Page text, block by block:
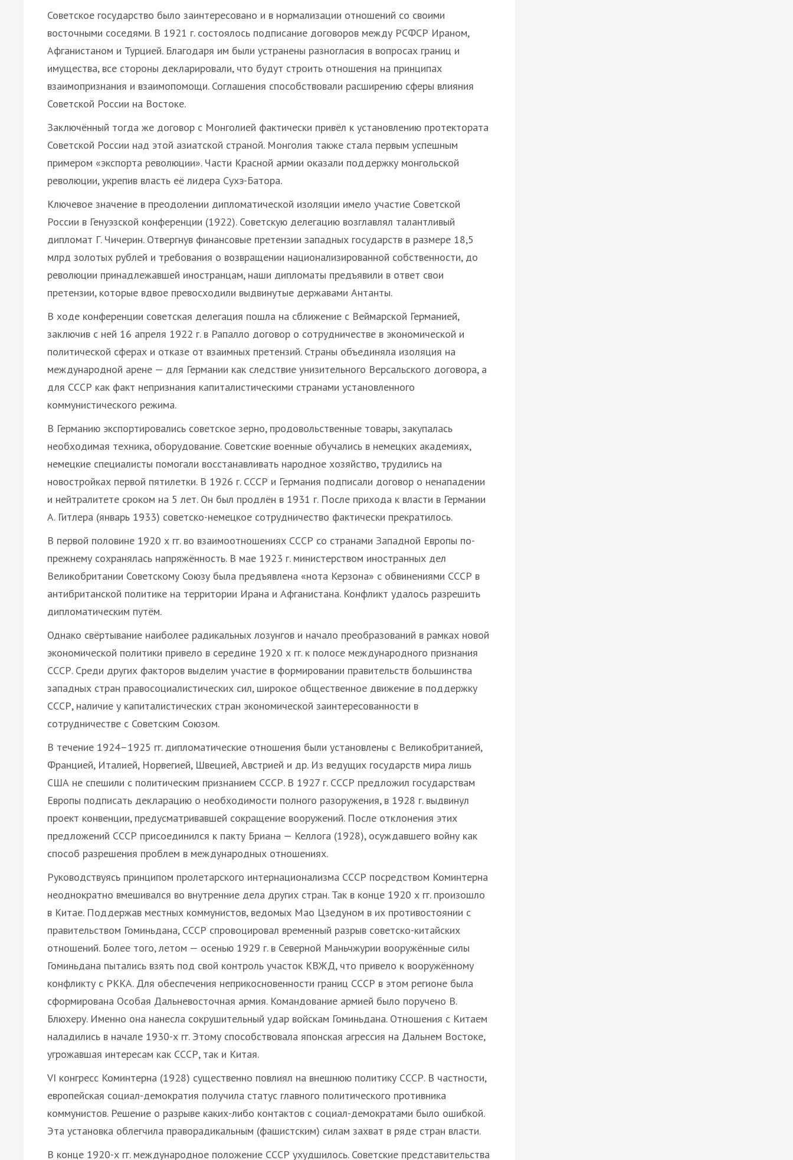
Советское государство было заинтересовано и в нормализации отношений со своими
восточными соседями. В 1921 г. состоялось подписание договоров между РСФСР Ираном,
Афганистаном и Турцией. Благодаря им были устранены разногласия в вопросах границ и
имущества, все стороны декларировали, что будут строить отношения на принципах
взаимопризнания и взаимопомощи. Соглашения способствовали расширению сферы влияния
Советской России на Востоке.
Заключённый тогда же договор с Монголией фактически привёл к установлению протектората
Советской России над этой азиатской страной. Монголия также стала первым успешным
примером «экспорта революции». Части Красной армии оказали поддержку монгольской
революции, укрепив власть её лидера Сухэ-Батора.
Ключевое значение в преодолении дипломатической изоляции имело участие Советской
России в Генуэзской конференции (1922). Советскую делегацию возглавлял талантливый
дипломат Г. Чичерин. Отвергнув финансовые претензии западных государств в размере 18,5
млрд золотых рублей и требования о возвращении национализированной собственности, до
революции принадлежавшей иностранцам, наши дипломаты предъявили в ответ свои
претензии, которые вдвое превосходили выдвинутые державами Антанты.
В ходе конференции советская делегация пошла на сближение с Веймарской Германией,
заключив с ней 16 апреля 1922 г. в Рапалло договор о сотрудничестве в экономической и
политической сферах и отказе от взаимных претензий. Страны объединяла изоляция на
международной арене — для Германии как следствие унизительного Версальского договора, а
для СССР как факт непризнания капиталистическими странами установленного
коммунистического режима.
В Германию экспортировались советское зерно, продовольственные товары, закупалась
необходимая техника, оборудование. Советские военные обучались в немецких академиях,
немецкие специалисты помогали восстанавливать народное хозяйство, трудились на
новостройках первой пятилетки. В 1926 г. СССР и Германия подписали договор о ненападении
и нейтралитете сроком на 5 лет. Он был продлён в 1931 г. После прихода к власти в Германии
А. Гитлера (январь 1933) советско-немецкое сотрудничество фактически прекратилось.
В первой половине 1920 х гг. во взаимоотношениях СССР со странами Западной Европы по-
прежнему сохранялась напряжённость. В мае 1923 г. министерством иностранных дел
Великобритании Советскому Союзу была предъявлена «нота Керзона» с обвинениями СССР в
антибританской политике на территории Ирана и Афганистана. Конфликт удалось разрешить
дипломатическим путём.
Однако свёртывание наиболее радикальных лозунгов и начало преобразований в рамках новой
экономической политики привело в середине 1920 х гг. к полосе международного признания
СССР. Среди других факторов выделим участие в формировании правительств большинства
западных стран правосоциалистических сил, широкое общественное движение в поддержку
СССР, наличие у капиталистических стран экономической заинтересованности в
сотрудничестве с Советским Союзом.
В течение 1924–1925 гг. дипломатические отношения были установлены с Великобританией,
Францией, Италией, Норвегией, Швецией, Австрией и др. Из ведущих государств мира лишь
США не спешили с политическим признанием СССР. В 1927 г. СССР предложил государствам
Европы подписать декларацию о необходимости полного разоружения, в 1928 г. выдвинул
проект конвенции, предусматривавшей сокращение вооружений. После отклонения этих
предложений СССР присоединился к пакту Бриана — Келлога (1928), осуждавшего войну как
способ разрешения проблем в международных отношениях.
Руководствуясь принципом пролетарского интернационализма СССР посредством Коминтерна
неоднократно вмешивался во внутренние дела других стран. Так в конце 1920 х гг. произошло
в Китае. Поддержав местных коммунистов, ведомых Мао Цзедуном в их противостоянии с
правительством Гоминьдана, СССР спровоцировал временный разрыв советско-китайских
отношений. Более того, летом — осенью 1929 г. в Северной Маньчжурии вооружённые силы
Гоминьдана пытались взять под свой контроль участок КВЖД, что привело к вооружённому
конфликту с РККА. Для обеспечения неприкосновенности границ СССР в этом регионе была
сформирована Особая Дальневосточная армия. Командование армией было поручено В.
Блюхеру. Именно она нанесла сокрушительный удар войскам Гоминьдана. Отношения с Китаем
наладились в начале 1930-х гг. Этому способствовала японская агрессия на Дальнем Востоке,
угрожавшая интересам как СССР, так и Китая.
VI конгресс Коминтерна (1928) существенно повлиял на внешнюю политику СССР. В частности,
европейская социал-демократия получила статус главного политического противника
коммунистов. Решение о разрыве каких-либо контактов с социал-демократами было ошибкой.
Эта установка облегчила праворадикальным (фашистским) силам захват в ряде стран власти.
В конце 1920-х гг. международное положение СССР ухудшилось. Советские представительства